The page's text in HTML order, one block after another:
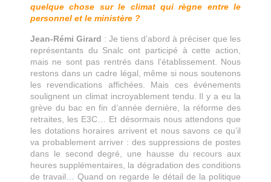
quelque chose sur le climat qui règne entre le
personnel et le ministère ?
Jean-Rémi Girard : Je tiens d’abord à préciser que les
représentants du Snalc ont participé à cette action,
mais ne sont pas rentrés dans l’établissement. Nous
restons dans un cadre légal, même si nous soutenons
les revendications affichées. Mais ces événements
soulignent un climat incroyablement tendu. Il y a eu la
grève du bac en fin d’année dernière, la réforme des
retraites, les E3C… Et désormais nous attendons que
les dotations horaires arrivent et nous savons ce qu’il
va probablement arriver : des suppressions de postes
dans le second degré, une hausse du recours aux
heures supplémentaires, la dégradation des conditions
de travail… Quand on regarde le détail de la politique